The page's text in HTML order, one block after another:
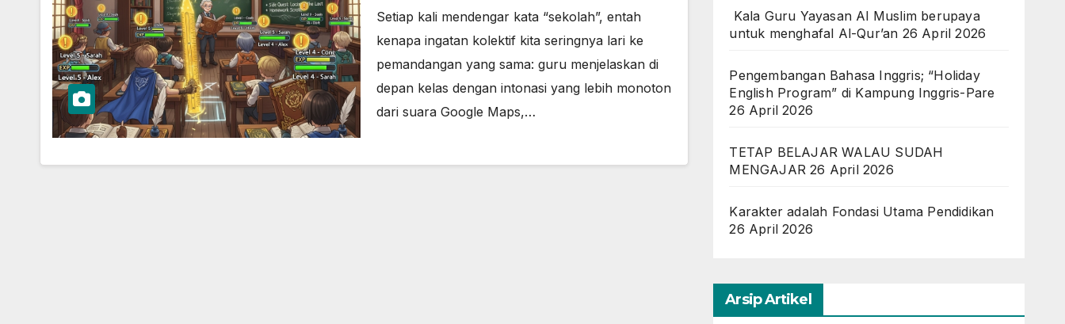
Setiap kali mendengar kata “sekolah”, entah
kenapa ingatan kolektif kita seringnya lari ke
pemandangan yang sama: guru menjelaskan di
depan kelas dengan intonasi yang lebih monoton
dari suara Google Maps,…
Kala Guru Yayasan Al Muslim berupaya
untuk menghafal Al-Qur’an 26 April 2026
Pengembangan Bahasa Inggris; “Holiday
English Program” di Kampung Inggris-Pare
26 April 2026
TETAP BELAJAR WALAU SUDAH
MENGAJAR 26 April 2026
Karakter adalah Fondasi Utama Pendidikan
26 April 2026
Arsip Artikel